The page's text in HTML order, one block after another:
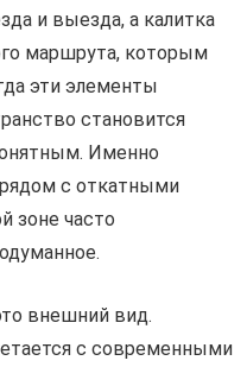
и выезда, а калитка
маршрута, которым
эти элементы
становится
Именно
с откатными
зоне часто
внешний вид.
с современными